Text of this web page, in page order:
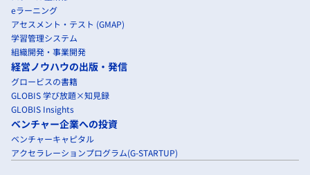
eラーニング
アセスメント・テスト (GMAP)
学習管理システム
組織開発・事業開発
経営ノウハウの出版・発信
グロービスの書籍
GLOBIS 学び放題×知見録
GLOBIS Insights
ベンチャー企業への投資
ベンチャーキャピタル
アクセラレーションプログラム(G-STARTUP)